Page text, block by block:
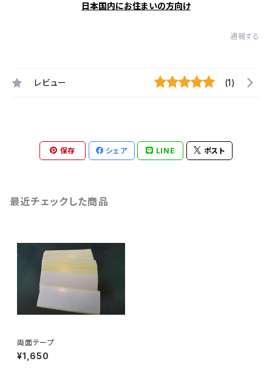
日本国内にお住まいの方向け
通報する
レビュー (1)
保存 シェア LINE ポスト
最近チェックした商品
両面テープ
¥1,650